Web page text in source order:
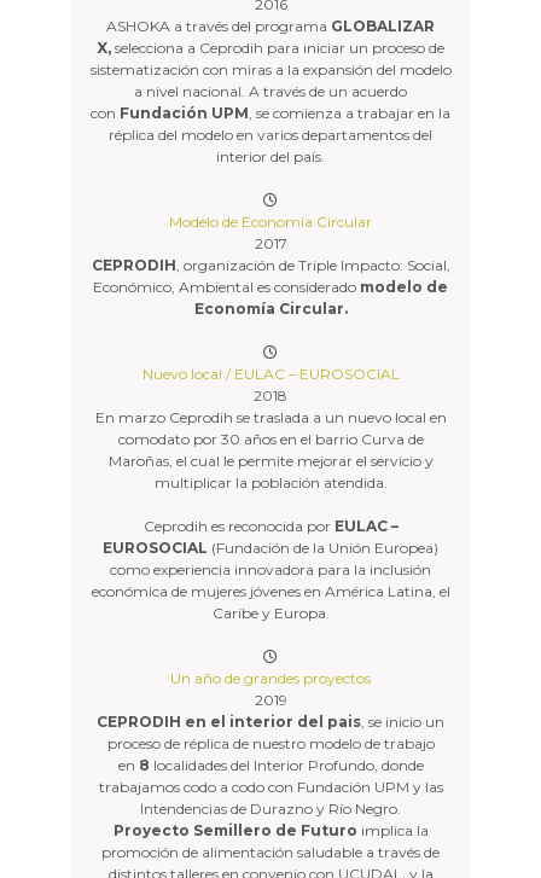
2016
ASHOKA a través del programa GLOBALIZAR
X, selecciona a Ceprodih para iniciar un proceso de
sistematización con miras a la expansión del modelo
a nivel nacional. A través de un acuerdo
con Fundación UPM , se comienza a trabajar en la
réplica del modelo en varios departamentos del
interior del país.
Modelo de Economía Circular
2017
CEPRODIH , organización de Triple Impacto: Social,
Económico, Ambiental es considerado modelo de
Economía Circular.
Nuevo local / EULAC – EUROSOCIAL
2018
En marzo Ceprodih se traslada a un nuevo local en
comodato por 30 años en el barrio Curva de
Maroñas, el cual le permite mejorar el servicio y
multiplicar la población atendida.
Ceprodih es reconocida por EULAC –
EUROSOCIAL (Fundación de la Unión Europea)
como experiencia innovadora para la inclusión
económica de mujeres jóvenes en América Latina, el
Caribe y Europa.
Un año de grandes proyectos
2019
CEPRODIH en el interior del pais , se inicio un
proceso de réplica de nuestro modelo de trabajo
en 8 localidades del Interior Profundo, donde
trabajamos codo a codo con Fundación UPM y las
Intendencias de Durazno y Río Negro.
Proyecto Semillero de Futuro implica la
promoción de alimentación saludable a través de
distintos talleres en convenio con UCUDAL, y la